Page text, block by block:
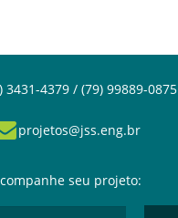
3431-4379 / (79) 99889-0875
projetos@jss.eng.br
seu projeto: